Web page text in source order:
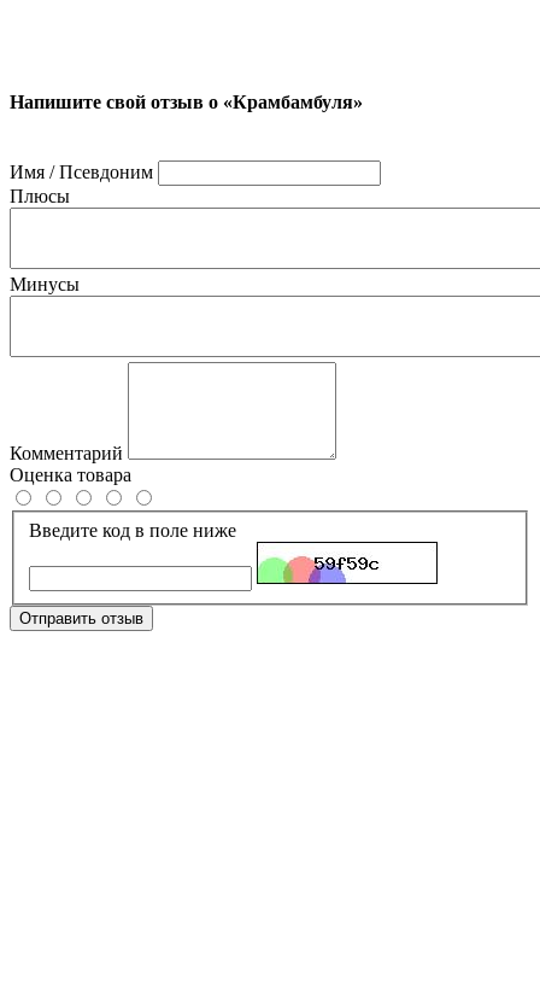
Напишите свой отзыв о «Крамбамбуля»
Имя / Псевдоним
Плюсы
Минусы
Комментарий
Оценка товара
Введите код в поле ниже
Отправить отзыв